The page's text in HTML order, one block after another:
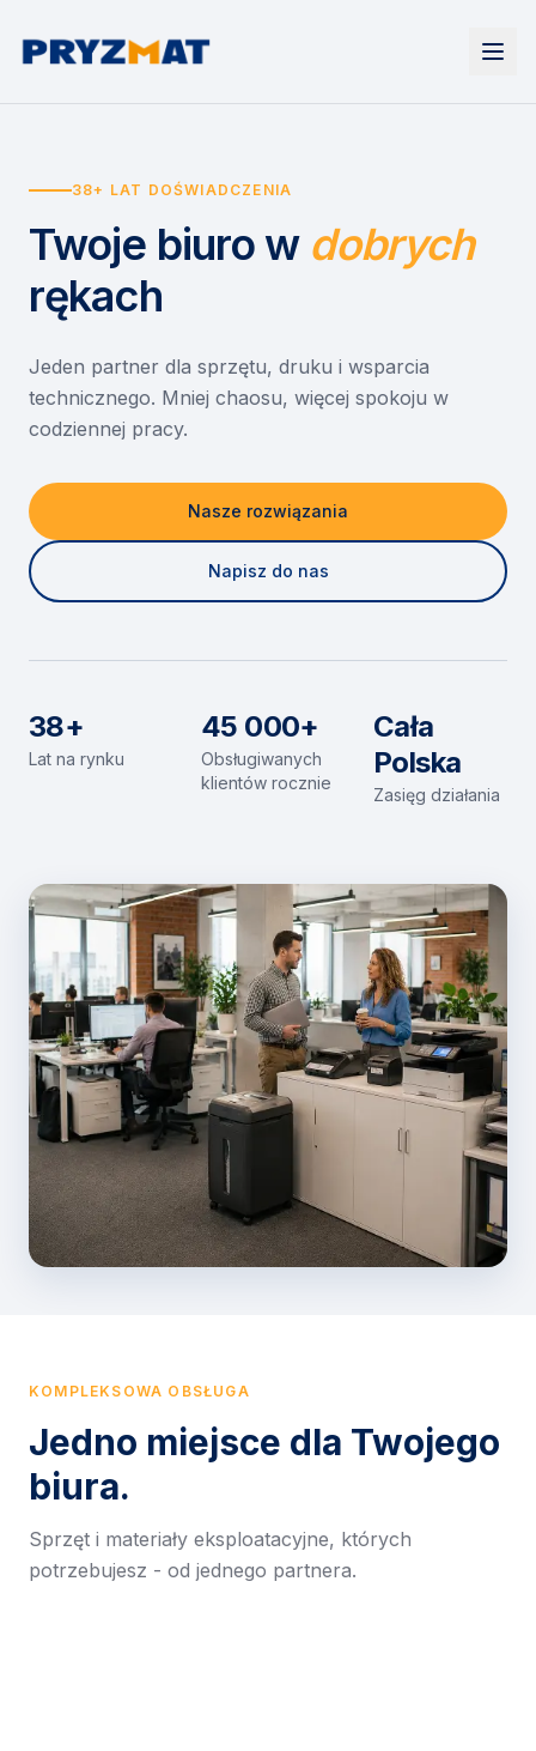
Urządzenia
Drukarki i urządzenia wielofunkcyjne
Etykiety i identyfikacja
Skanery i obieg dokumentów
Monitory interaktywne
Niszczarki dokumentów
Wynajem drukarek
Wynajem urządzeń biurowych
Asystent druku
EZD RP
Misja szkoła
Serwis
O nas
Kontakt
38+ LAT DOŚWIADCZENIA
Twoje biuro w dobrych
rękach
Jeden partner dla sprzętu, druku i wsparcia
technicznego. Mniej chaosu, więcej spokoju w
codziennej pracy.
Nasze rozwiązania
Napisz do nas
38+
Lat na rynku
45 000+
Obsługiwanych
klientów rocznie
Cała
Polska
Zasięg działania
KOMPLEKSOWA OBSŁUGA
Jedno miejsce dla Twojego
biura.
Sprzęt i materiały eksploatacyjne, których
potrzebujesz - od jednego partnera.